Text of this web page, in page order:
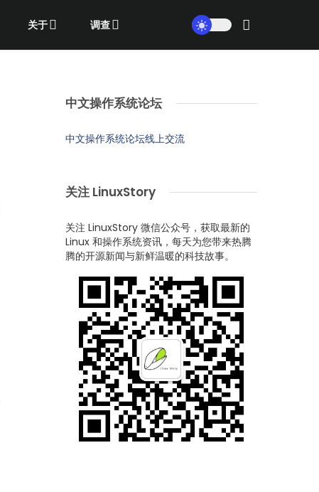
关于 调查
中文操作系统论坛
中文操作系统论坛线上交流
关注 LinuxStory
关注 LinuxStory 微信公众号，获取最新的
Linux 和操作系统资讯，每天为您带来热腾
腾的开源新闻与新鲜温暖的科技故事。